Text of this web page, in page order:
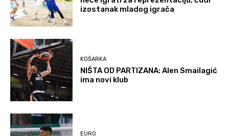
izostanak mladog igrača
KOŠARKA
NIŠTA OD PARTIZANA: Alen Smailagić
ima novi klub
EURO